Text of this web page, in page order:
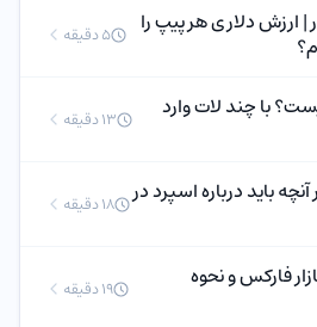
| ارزش دلاری هر پیپ را 5 دقیقه
با چند لات وارد 13 دقیقه
باید درباره اسپرد در 18 دقیقه
فارکس و نحوه 19 دقیقه